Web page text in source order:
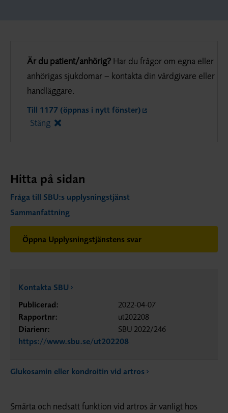
Är du patient/anhörig? Har du frågor om egna eller
anhörigas sjukdomar – kontakta din vårdgivare eller
handläggare.
Till 1177 (öppnas i nytt fönster)
Stäng
Hitta på sidan
Fråga till SBU:s upplysningstjänst
Sammanfattning
Öppna Upplysningstjänstens svar
Kontakta SBU
Publicerad:
2022-04-07
Rapportnr:
ut202208
Diarienr:
SBU 2022/246
https://www.sbu.se/ut202208
Glukosamin eller kondroitin vid artros
Smärta och nedsatt funktion vid artros är vanligt hos